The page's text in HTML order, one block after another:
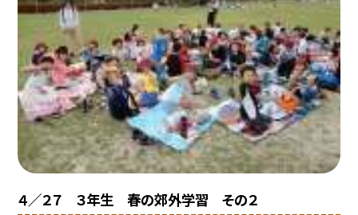
４／２７ ３年生 春の郊外学習 その２